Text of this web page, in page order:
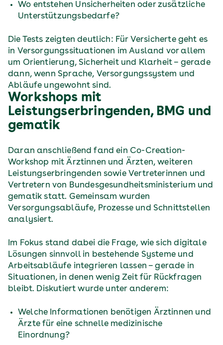
Wo entstehen Unsicherheiten oder zusätzliche
Unterstützungsbedarfe?
Die Tests zeigten deutlich: Für Versicherte geht es
in Versorgungssituationen im Ausland vor allem
um Orientierung, Sicherheit und Klarheit – gerade
dann, wenn Sprache, Versorgungssystem und
Abläufe ungewohnt sind.
Workshops mit
Leistungserbringenden, BMG und
gematik
Daran anschließend fand ein Co-Creation-
Workshop mit Ärztinnen und Ärzten, weiteren
Leistungserbringenden sowie Vertreterinnen und
Vertretern von Bundesgesundheitsministerium und
gematik statt. Gemeinsam wurden
Versorgungsabläufe, Prozesse und Schnittstellen
analysiert.
Im Fokus stand dabei die Frage, wie sich digitale
Lösungen sinnvoll in bestehende Systeme und
Arbeitsabläufe integrieren lassen – gerade in
Situationen, in denen wenig Zeit für Rückfragen
bleibt. Diskutiert wurde unter anderem:
Welche Informationen benötigen Ärztinnen und
Ärzte für eine schnelle medizinische
Einordnung?